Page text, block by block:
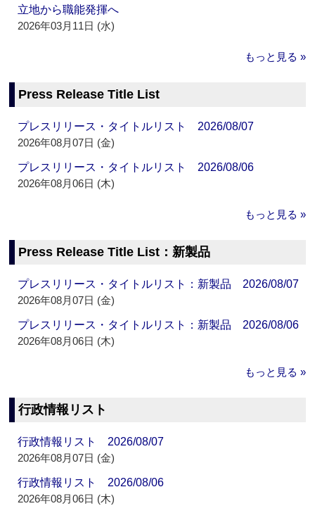
立地から職能発揮へ
2026年03月11日 (水)
もっと見る »
Press Release Title List
プレスリリース・タイトルリスト 2026/08/07
2026年08月07日 (金)
プレスリリース・タイトルリスト 2026/08/06
2026年08月06日 (木)
もっと見る »
Press Release Title List：新製品
プレスリリース・タイトルリスト：新製品 2026/08/07
2026年08月07日 (金)
プレスリリース・タイトルリスト：新製品 2026/08/06
2026年08月06日 (木)
もっと見る »
行政情報リスト
行政情報リスト 2026/08/07
2026年08月07日 (金)
行政情報リスト 2026/08/06
2026年08月06日 (木)